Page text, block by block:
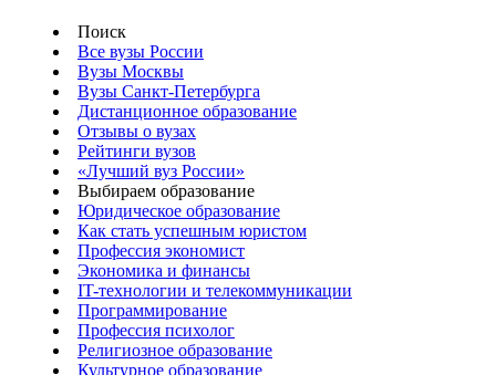
Поиск
Все вузы России
Вузы Москвы
Вузы Санкт-Петербурга
Дистанционное образование
Отзывы о вузах
Рейтинги вузов
«Лучший вуз России»
Выбираем образование
Юридическое образование
Как стать успешным юристом
Профессия экономист
Экономика и финансы
IT-технологии и телекоммуникации
Программирование
Профессия психолог
Религиозное образование
Культурное образование